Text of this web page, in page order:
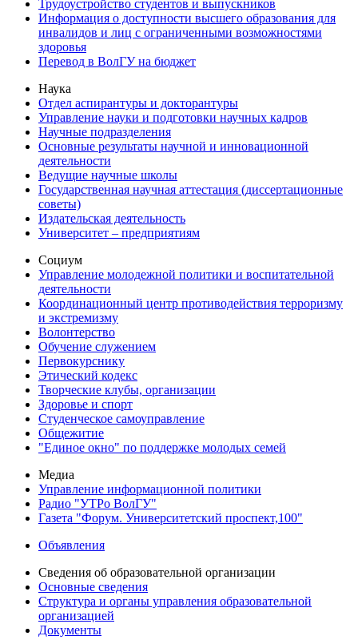
Трудоустройство студентов и выпускников
Информация о доступности высшего образования для
инвалидов и лиц с ограниченными возможностями
здоровья
Перевод в ВолГУ на бюджет
Наука
Отдел аспирантуры и докторантуры
Управление науки и подготовки научных кадров
Научные подразделения
Основные результаты научной и инновационной
деятельности
Ведущие научные школы
Государственная научная аттестация (диссертационные
советы)
Издательская деятельность
Университет – предприятиям
Социум
Управление молодежной политики и воспитательной
деятельности
Координационный центр противодействия терроризму
и экстремизму
Волонтерство
Обучение служением
Первокурснику
Этический кодекс
Творческие клубы, организации
Здоровье и спорт
Студенческое самоуправление
Общежитие
"Единое окно" по поддержке молодых семей
Медиа
Управление информационной политики
Радио "УТРо ВолГУ"
Газета "Форум. Университетский проспект,100"
Объявления
Сведения об образовательной организации
Основные сведения
Структура и органы управления образовательной
организацией
Документы